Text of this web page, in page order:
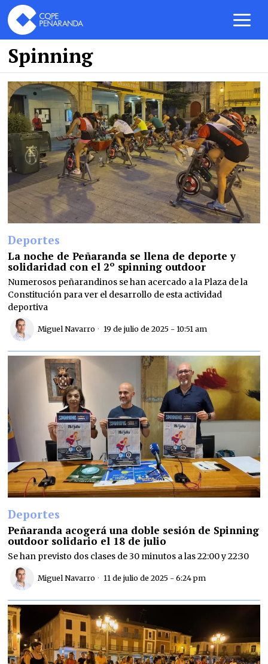
Spinning
Deportes
La noche de Peñaranda se llena de deporte y
solidaridad con el 2º spinning outdoor
Numerosos peñarandinos se han acercado a la Plaza de la
Constitución para ver el desarrollo de esta actividad
deportiva
Miguel Navarro 19 de julio de 2025 - 10:51 am
Deportes
Peñaranda acogerá una doble sesión de Spinning
outdoor solidario el 18 de julio
Se han previsto dos clases de 30 minutos a las 22:00 y 22:30
Miguel Navarro 11 de julio de 2025 - 6:24 pm